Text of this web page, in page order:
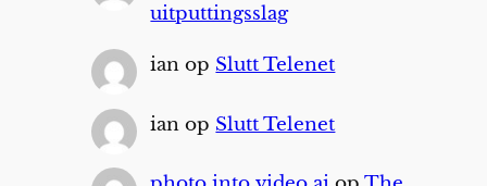
uitputtingsslag
ian op Slutt Telenet
ian op Slutt Telenet